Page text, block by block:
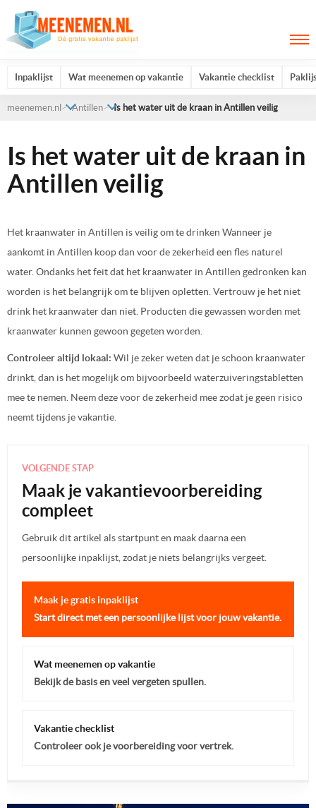
Inpaklijst Wat meenemen op vakantie Vakantie checklist
meenemen.nl Antillen Is het water uit de kraan in Antillen veilig
Is het water uit de kraan in
Antillen veilig
Het kraanwater in Antillen is veilig om te drinken Wanneer je
aankomt in Antillen koop dan voor de zekerheid een fles naturel
water. Ondanks het feit dat het kraanwater in Antillen gedronken kan
worden is het belangrijk om te blijven opletten. Vertrouw je het niet
drink het kraanwater dan niet. Producten die gewassen worden met
kraanwater kunnen gewoon gegeten worden.
Controleer altijd lokaal: Wil je zeker weten dat je schoon kraanwater
drinkt, dan is het mogelijk om bijvoorbeeld waterzuiveringstabletten
mee te nemen. Neem deze voor de zekerheid mee zodat je geen risico
neemt tijdens je vakantie.
VOLGENDE STAP
Maak je vakantievoorbereiding
compleet
Gebruik dit artikel als startpunt en maak daarna een
persoonlijke inpaklijst, zodat je niets belangrijks vergeet.
Maak je gratis inpaklijst
Start direct met een persoonlijke lijst voor jouw vakantie.
Wat meenemen op vakantie
Bekijk de basis en veel vergeten spullen.
Vakantie checklist
Controleer ook je voorbereiding voor vertrek.